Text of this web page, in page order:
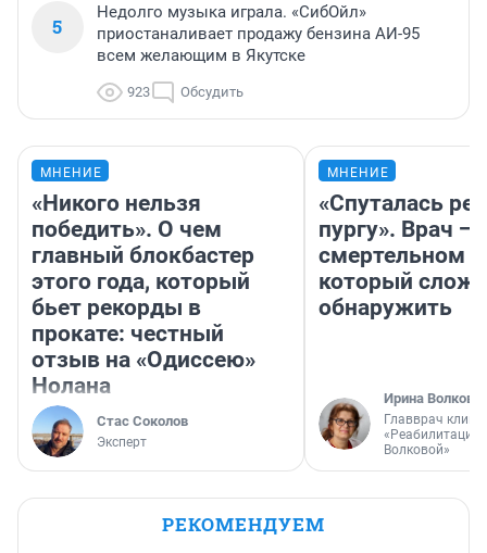
5
Недолго музыка играла. «СибОйл»
приостаналивает продажу бензина АИ-95
всем желающим в Якутске
923 Обсудить
МНЕНИЕ
«Никого нельзя
победить». О чем
главный блокбастер
этого года, который
бьет рекорды в
прокате: честный
отзыв на «Одиссею»
Нолана
Стас Соколов
Эксперт
МНЕНИЕ
«Спуталась
пургу». Врач —
смертельном
который
обнаружить
Ирина Волкова
Главврач
«Реабилитация
Волковой»
РЕКОМЕНДУЕМ